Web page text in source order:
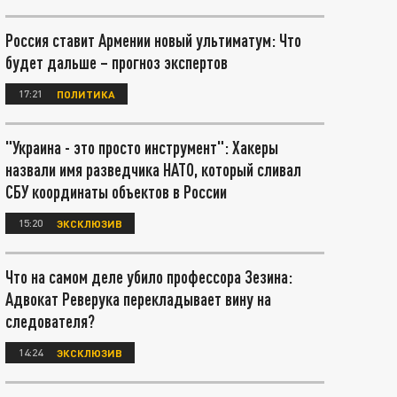
Россия ставит Армении новый ультиматум: Что
будет дальше – прогноз экспертов
17:21 ПОЛИТИКА
"Украина - это просто инструмент": Хакеры
назвали имя разведчика НАТО, который сливал
СБУ координаты объектов в России
15:20 ЭКСКЛЮЗИВ
Что на самом деле убило профессора Зезина:
Адвокат Реверука перекладывает вину на
следователя?
14:24 ЭКСКЛЮЗИВ